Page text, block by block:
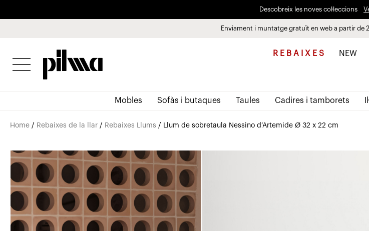
Paga a plaços fins a 3 mesos sense
Descobreix les noves col·leccions
Enviament i muntatge gratuït en web a partir de
pilma R E B A I X E S NEW
Mobles Sofàs i butaques Taules Cadires i tamborets
Home / Rebaixes de la llar / Rebaixes Llums / Llum de sobretaula Nessino d’Artemide Ø 32 x 22 cm